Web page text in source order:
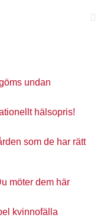
undan
hälsopris!
som de har rätt
möter dem här
kvinnofälla